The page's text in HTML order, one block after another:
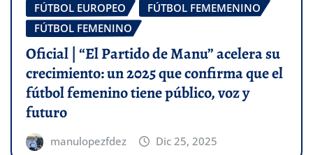
FÚTBOL EUROPEO
FÚTBOL FEMEMENINO
FÚTBOL FEMENINO
Oficial | “El Partido de Manu” acelera su
crecimiento: un 2025 que confirma que el
fútbol femenino tiene público, voz y
futuro
manulopezfdez Dic 25, 2025